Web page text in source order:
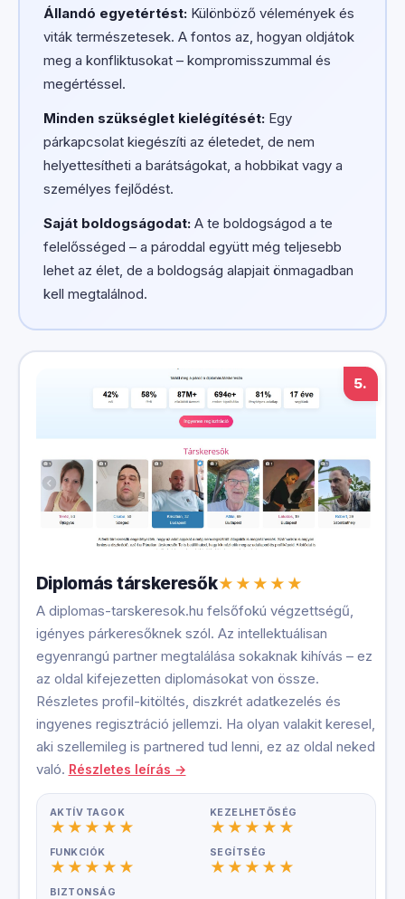
Állandó egyetértést:Különböző vélemények és
viták természetesek. A fontos az, hogyan oldjátok
meg a konfliktusokat – kompromisszummal és
megértéssel.
Minden szükséglet kielégítését:Egy
párkapcsolat kiegészíti az életedet, de nem
helyettesítheti a barátságokat, a hobbikat vagy a
személyes fejlődést.
Saját boldogságodat:A te boldogságod a te
felelősséged – a pároddal együtt még teljesebb
lehet az élet, de a boldogság alapjait önmagadban
kell megtalálnod.
5.
Diplomás társkeresők
A diplomas-tarskeresok.hu felsőfokú végzettségű,
igényes párkeresőknek szól. Az intellektuálisan
egyenrangú partner megtalálása sokaknak kihívás – ez
az oldal kifejezetten diplomásokat von össze.
Részletes profil-kitöltés, diszkrét adatkezelés és
ingyenes regisztráció jellemzi. Ha olyan valakit keresel,
aki szellemileg is partnered tud lenni, ez az oldal neked
való. Részletes leírás →
AKTÍV TAGOK KEZELHETŐSÉG
FUNKCIÓK SEGÍTSÉG
BIZTONSÁG